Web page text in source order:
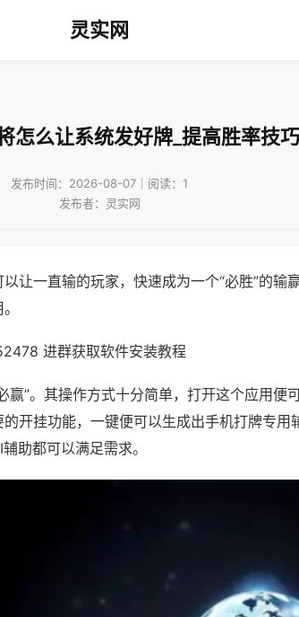
灵实网
怎么让系统发好牌_提高胜率技
发布时间：2026-08-07｜阅读：1
发布者：灵实网
让一直输的玩家，快速成为一个“必胜”的输
进群获取软件安装教程
赢”。其操作方式十分简单，打开这个应用便
开挂功能，一键便可以生成出手机打牌专用
助都可以满足需求。